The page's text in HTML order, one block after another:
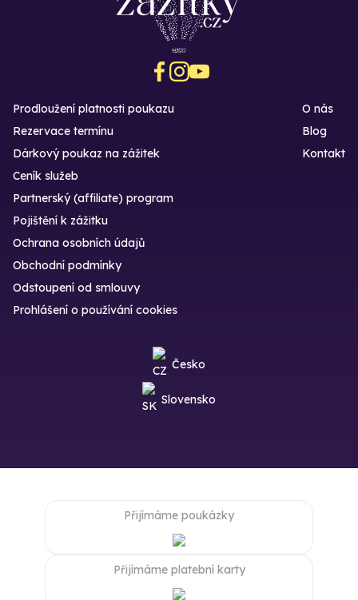
Prodloužení platnosti poukazu
Rezervace termínu
Dárkový poukaz na zážitek
O nás
Blog
Kontakt
Ceník služeb
Partnerský (affiliate) program
Pojištění k zážitku
Ochrana osobních údajů
Obchodní podmínky
Odstoupení od smlouvy
Prohlášení o používání cookies
Česko
Slovensko
Přijímáme poukázky
Přijímáme platební karty